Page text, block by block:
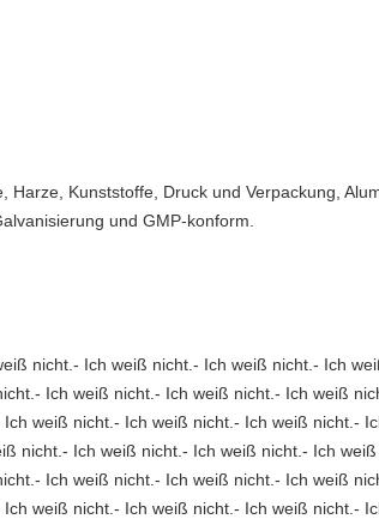
Kunststoffe, Druck und Verpackung,
und GMP-konform.
nicht.- Ich weiß nicht.- Ich weiß nicht.- Ich
Ich weiß nicht.- Ich weiß nicht.- Ich weiß
weiß nicht.- Ich weiß nicht.- Ich weiß nicht.-
nicht.- Ich weiß nicht.- Ich weiß nicht.- Ich
Ich weiß nicht.- Ich weiß nicht.- Ich weiß
weiß nicht.- Ich weiß nicht.- Ich weiß nicht.-